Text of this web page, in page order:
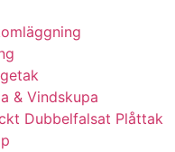
& Vindskupa
Dubbelfalsat Plåttak